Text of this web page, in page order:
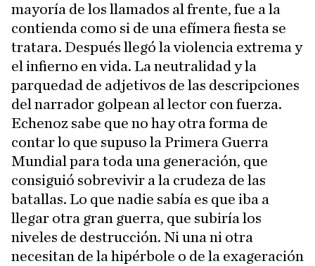
mayoría de los llamados al frente, fue a la
contienda como si de una efímera fiesta se
tratara. Después llegó la violencia extrema y
el infierno en vida. La neutralidad y la
parquedad de adjetivos de las descripciones
del narrador golpean al lector con fuerza.
Echenoz sabe que no hay otra forma de
contar lo que supuso la Primera Guerra
Mundial para toda una generación, que
consiguió sobrevivir a la crudeza de las
batallas. Lo que nadie sabía es que iba a
llegar otra gran guerra, que subiría los
niveles de destrucción. Ni una ni otra
necesitan de la hipérbole o de la exageración